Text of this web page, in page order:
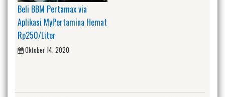
Beli BBM Pertamax via
Aplikasi MyPertamina Hemat
Rp250/Liter
Oktober 14, 2020